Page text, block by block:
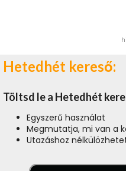
Hetedhét kereső:
Töltsd le a Hetedhét
Egyszerű használat
Megmutatja, mi van a
Utazáshoz